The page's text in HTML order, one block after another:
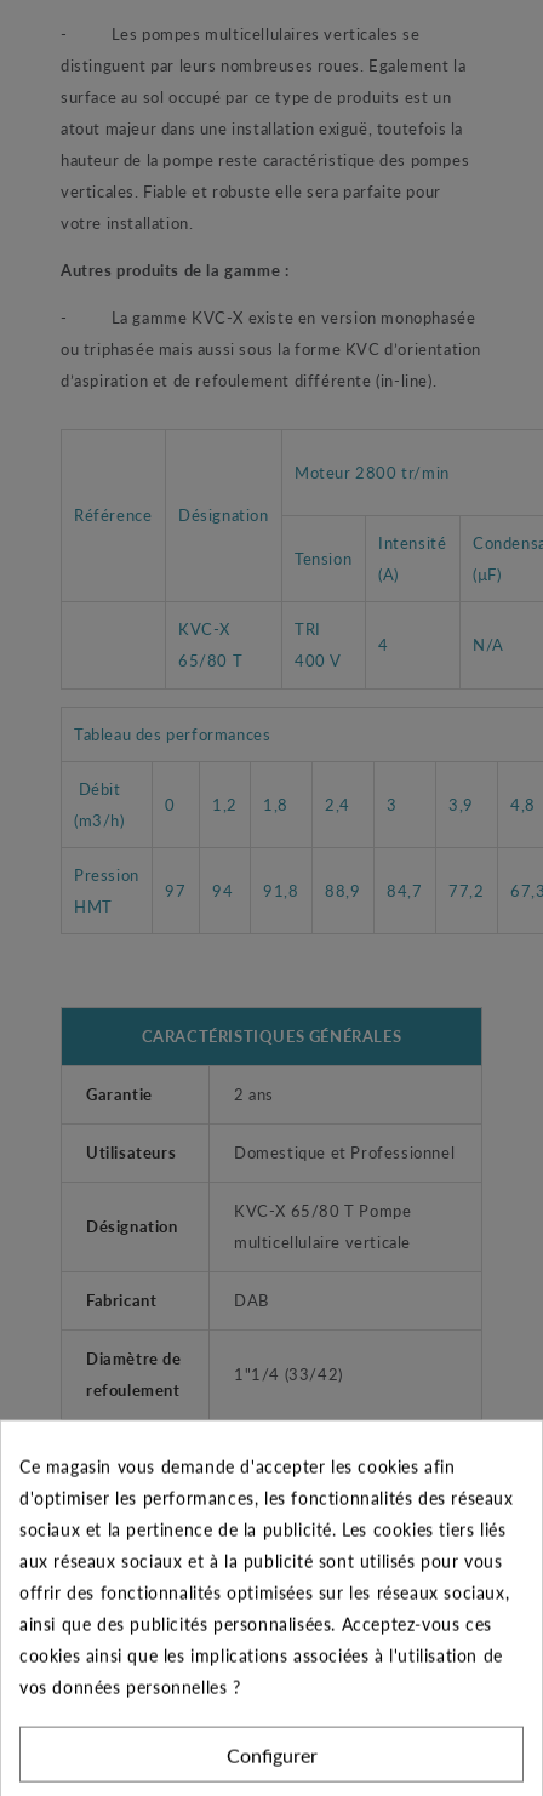
- Les pompes multicellulaires verticales se
distinguent par leurs nombreuses roues. Egalement la
surface au sol occupé par ce type de produits est un
atout majeur dans une installation exiguë, toutefois la
hauteur de la pompe reste caractéristique des pompes
verticales. Fiable et robuste elle sera parfaite pour
votre installation.
Autres produits de la gamme :
- La gamme KVC-X existe en version monophasée
ou triphasée mais aussi sous la forme KVC d’orientation
d’aspiration et de refoulement différente (in-line).
Référence Désignation
Moteur 2800 tr/min
Tension
Intensité
(A)
(µF)
KVC-X
65/80 T
TRI
400 V
4 N/A
Tableau des performances
Débit
(m3/h)
0 1,2 1,8 2,4 3 3,9 4,8
Pression
HMT
97 94 91,8 88,9 84,7 77,2
CARACTÉRISTIQUES GÉNÉRALES
Garantie 2 ans
Utilisateurs Domestique et Professionnel
Désignation
KVC-X 65/80 T Pompe
multicellulaire verticale
Fabricant DAB
Diamètre de
refoulement
1"1/4 (33/42)
Type liquide
solides ou abrasifs, non
agressifs.
Application
surpression habitations -
collectivitées
Type de
refoulement
Femelle taraudé
température
0°C à +40°C
Ce magasin vous demande d'accepter les cookies afin
d'optimiser les performances, les fonctionnalités des réseaux
sociaux et la pertinence de la publicité. Les cookies tiers liés
aux réseaux sociaux et à la publicité sont utilisés pour vous
offrir des fonctionnalités optimisées sur les réseaux sociaux,
ainsi que des publicités personnalisées. Acceptez-vous ces
cookies ainsi que les implications associées à l'utilisation de
vos données personnelles ?
Configurer